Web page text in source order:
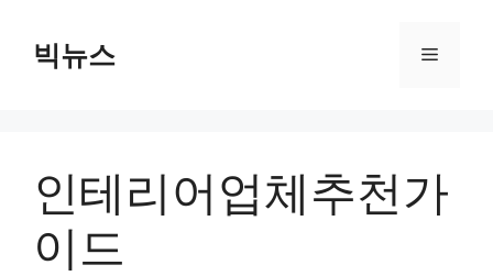
빅뉴스 메
인테리어업체추천가
이드